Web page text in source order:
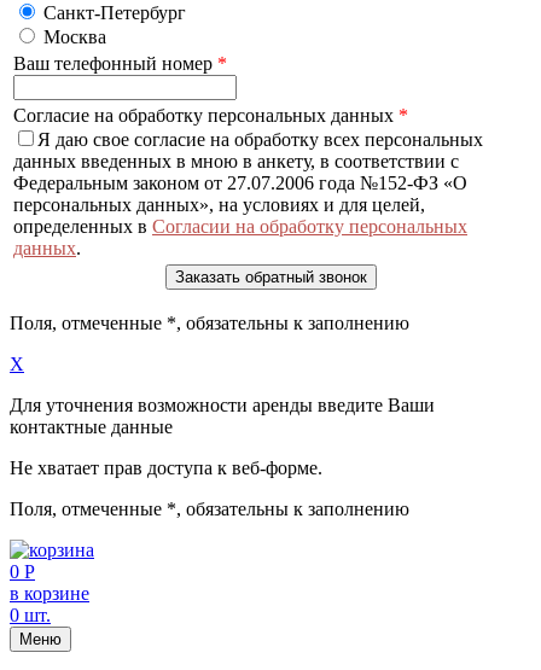
Санкт-Петербург
Москва
Ваш телефонный номер *
Согласие на обработку персональных данных *
Я даю свое согласие на обработку всех персональных
данных введенных в мною в анкету, в соответствии с
Федеральным законом от 27.07.2006 года №152-ФЗ «О
персональных данных», на условиях и для целей,
определенных в Согласии на обработку персональных
данных.
Поля, отмеченные *, обязательны к заполнению
X
Для уточнения возможности аренды введите Ваши
контактные данные
Не хватает прав доступа к веб-форме.
Поля, отмеченные *, обязательны к заполнению
0 Р
в корзине
0 шт.
Меню